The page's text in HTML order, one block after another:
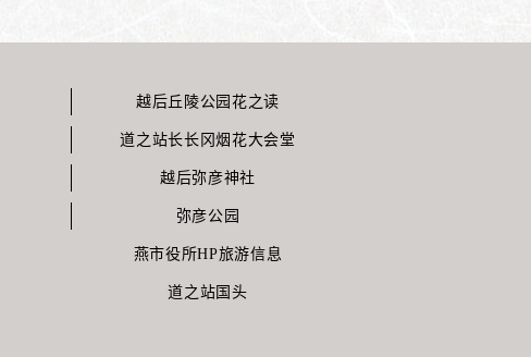
越后丘陵公园花之读
道之站长长冈烟花大会堂
越后弥彦神社
弥彦公园
燕市役所HP旅游信息
道之站国头